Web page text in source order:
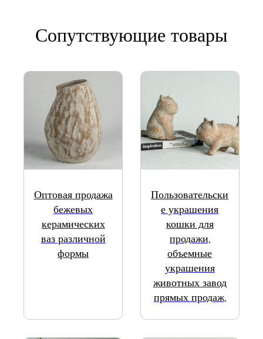
Сопутствующие товары
Оптовая продажа
бежевых
керамических
ваз различной
формы
Пользовательски
е украшения
кошки для
продажи,
объемные
украшения
животных завод
прямых продаж,